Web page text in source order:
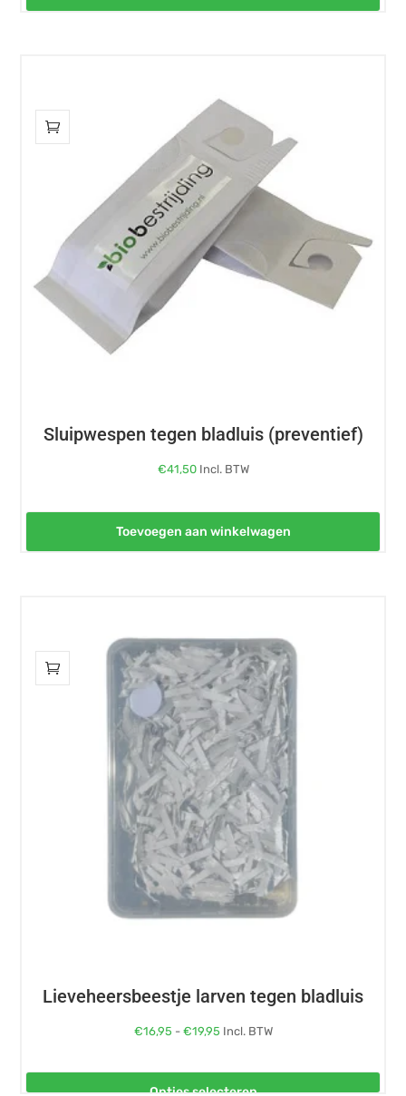
Sluipwespen tegen bladluis (preventief)
€41,50 Incl. BTW
Toevoegen aan winkelwagen
Lieveheersbeestje larven tegen bladluis
€16,95 - €19,95Prijsklasse:
Incl. BTW
Opties selecteren
heeft
meerdere